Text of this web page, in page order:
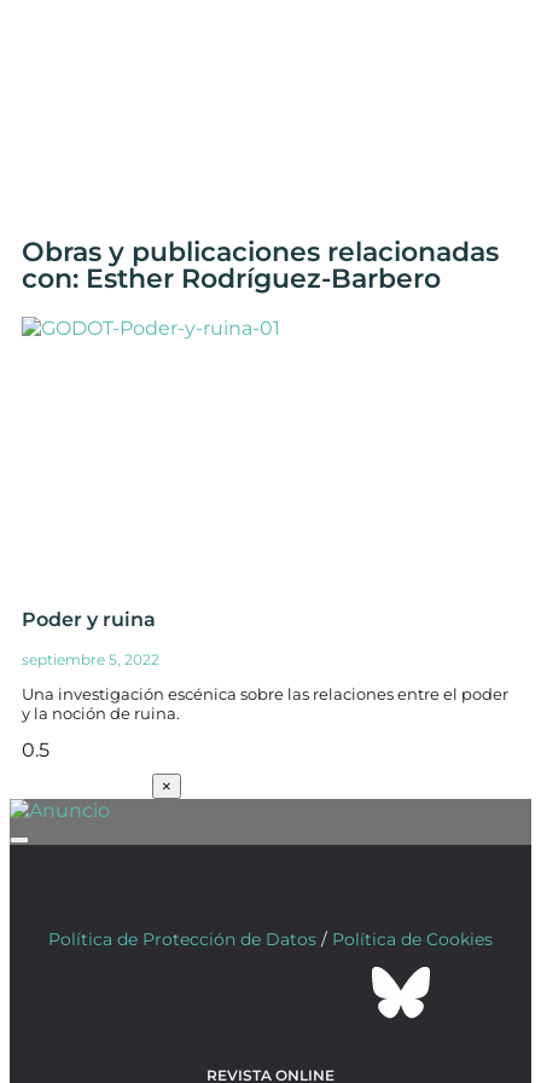
Obras y publicaciones relacionadas
con: Esther Rodríguez-Barbero
Poder y ruina
septiembre 5, 2022
Una investigación escénica sobre las relaciones entre el poder
y la noción de ruina.
×
Política de Protección de Datos / Política de Cookies
REVISTA ONLINE